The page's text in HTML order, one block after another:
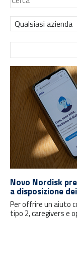
Qualsiasi azienda
Novo Nordisk
a disposizione
Per offrire un aiuto
tipo 2, caregivers e